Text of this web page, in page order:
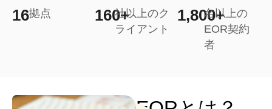
16拠点 160+社以上のク
ライアント
1,800+
名以上の
EOR契約
者